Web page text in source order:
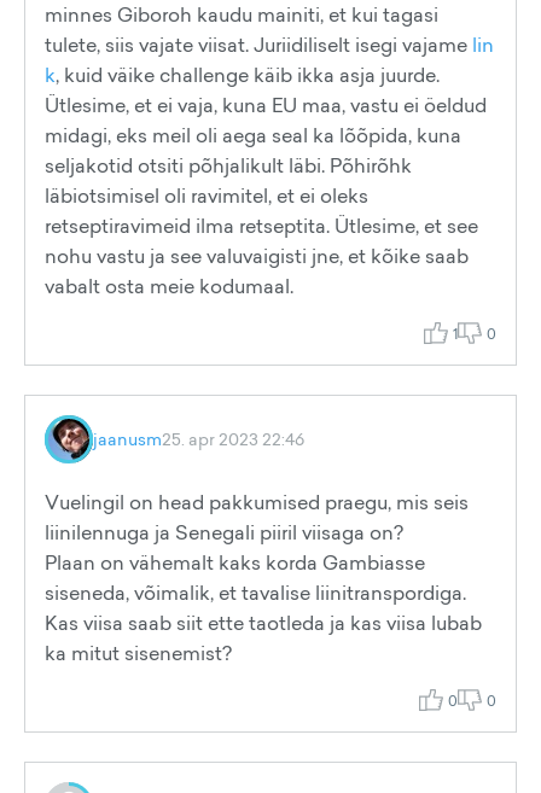
minnes Giboroh kaudu mainiti, et kui tagasi
tulete, siis vajate viisat. Juriidiliselt isegi vajame lin
k, kuid väike challenge käib ikka asja juurde.
Ütlesime, et ei vaja, kuna EU maa, vastu ei öeldud
midagi, eks meil oli aega seal ka lõõpida, kuna
seljakotid otsiti põhjalikult läbi. Põhirõhk
läbiotsimisel oli ravimitel, et ei oleks
retseptiravimeid ilma retseptita. Ütlesime, et see
nohu vastu ja see valuvaigisti jne, et kõike saab
vabalt osta meie kodumaal.
1 0
jaanusm25. apr 2023 22:46
Vuelingil on head pakkumised praegu, mis seis
liinilennuga ja Senegali piiril viisaga on?
Plaan on vähemalt kaks korda Gambiasse
siseneda, võimalik, et tavalise liinitranspordiga.
Kas viisa saab siit ette taotleda ja kas viisa lubab
ka mitut sisenemist?
0 0